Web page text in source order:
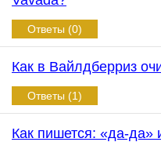
Ответы (0)
Как в Вайлдберриз
Ответы (1)
Как пишется: «да-да»